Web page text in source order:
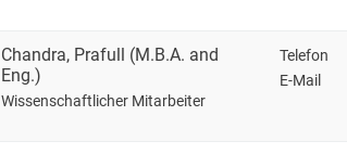
Chandra, Prafull (M.B.A. and
Eng.)
Wissenschaftlicher Mitarbeiter
Telefon
E-Mail